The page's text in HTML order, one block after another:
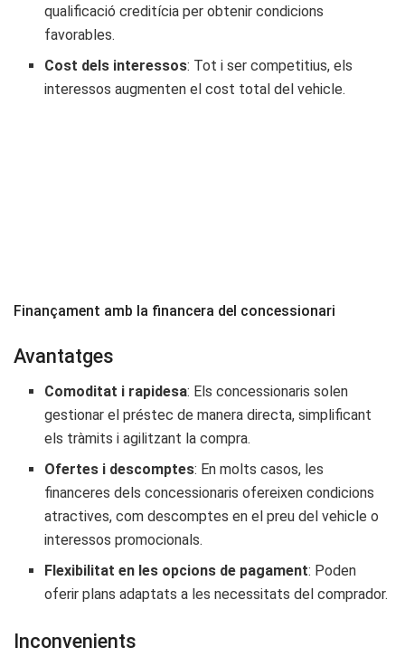
qualificació creditícia per obtenir condicions
favorables.
Cost dels interessos: Tot i ser competitius, els
interessos augmenten el cost total del vehicle.
Finançament amb la financera del concessionari
Avantatges
Comoditat i rapidesa: Els concessionaris solen
gestionar el préstec de manera directa, simplificant
els tràmits i agilitzant la compra.
Ofertes i descomptes: En molts casos, les
financeres dels concessionaris ofereixen condicions
atractives, com descomptes en el preu del vehicle o
interessos promocionals.
Flexibilitat en les opcions de pagament: Poden
oferir plans adaptats a les necessitats del comprador.
Inconvenients